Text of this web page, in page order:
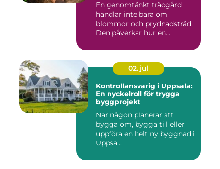
En genomtänkt trädgård
handlar inte bara om
blommor och prydnadsträd.
Den påverkar hur en
02. jul
Kontrollansvarig i Uppsala:
En nyckelroll för trygga
byggprojekt
När någon planerar att
bygga om, bygga till eller
uppföra en helt ny byggnad i
Uppsa...